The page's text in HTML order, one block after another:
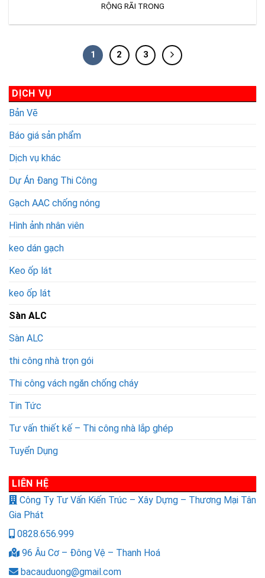
RỘNG RÃI TRONG
1 2 3
DỊCH VỤ
Bản Vẽ
Báo giá sản phẩm
Dịch vụ khác
Dự Án Đang Thi Công
Gạch AAC chống nóng
Hình ảnh nhân viên
keo dán gạch
Keo ốp lát
keo ốp lát
Sàn ALC
Sàn ALC
thi công nhà trọn gói
Thi công vách ngăn chống cháy
Tin Tức
Tư vấn thiết kế – Thi công nhà lắp ghép
Tuyển Dụng
LIÊN HỆ
Công Ty Tư Vấn Kiến Trúc – Xây Dựng – Thương Mại Tân
Gia Phát
0828.656.999
96 Âu Cơ – Đông Vệ – Thanh Hoá
bacauduong@gmail.com